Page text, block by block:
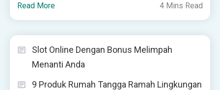
Read More 4 Mins Read
Slot Online Dengan Bonus Melimpah
Menanti Anda
9 Produk Rumah Tangga Ramah Lingkungan